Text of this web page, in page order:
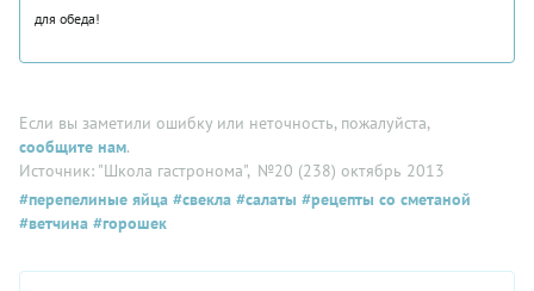
для обеда!
Если вы заметили ошибку или неточность, пожалуйста,
сообщите нам.
Источник: "Школа гастронома", №20 (238) октябрь 2013
#перепелиные яйца #свекла #салаты #рецепты со сметаной
#ветчина #горошек